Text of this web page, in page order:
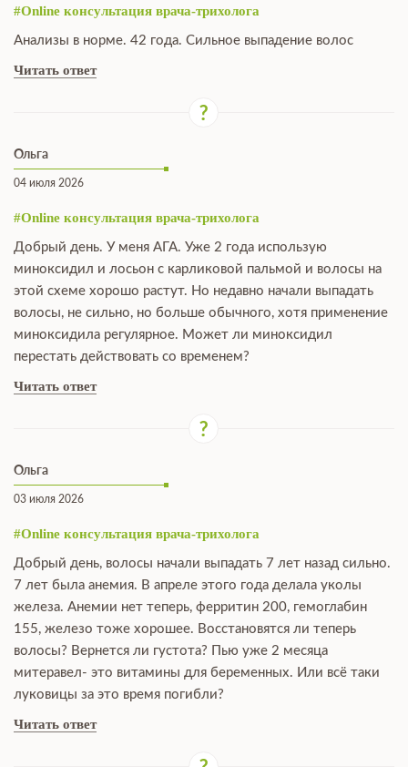
#Online консультация врача-трихолога
Анализы в норме. 42 года. Сильное выпадение волос
Читать ответ
Ольга
04 июля 2026
#Online консультация врача-трихолога
Добрый день. У меня АГА. Уже 2 года использую
миноксидил и лосьон с карликовой пальмой и волосы на
этой схеме хорошо растут. Но недавно начали выпадать
волосы, не сильно, но больше обычного, хотя применение
миноксидила регулярное. Может ли миноксидил
перестать действовать со временем?
Читать ответ
Ольга
03 июля 2026
#Online консультация врача-трихолога
Добрый день, волосы начали выпадать 7 лет назад сильно.
7 лет была анемия. В апреле этого года делала уколы
железа. Анемии нет теперь, ферритин 200, гемоглабин
155, железо тоже хорошее. Восстановятся ли теперь
волосы? Вернется ли густота? Пью уже 2 месяца
митеравел- это витамины для беременных. Или всё таки
луковицы за это время погибли?
Читать ответ